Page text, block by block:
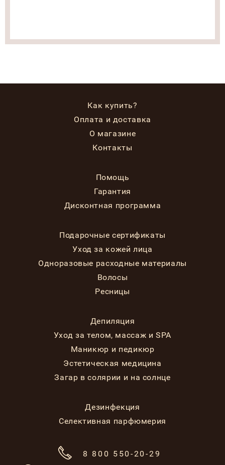
Как купить?
Оплата и доставка
О магазине
Контакты
Помощь
Гарантия
Дисконтная программа
Подарочные сертификаты
Уход за кожей лица
Одноразовые расходные материалы
Волосы
Ресницы
Депиляция
Уход за телом, массаж и SPA
Маникюр и педикюр
Эстетическая медицина
Загар в солярии и на солнце
Дезинфекция
Селективная парфюмерия
8 800 550-20-29